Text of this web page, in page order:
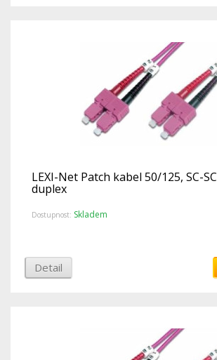
LEXI-Net Patch kabel 50/125, SC-
duplex
Dostupnost: Skladem
Detail